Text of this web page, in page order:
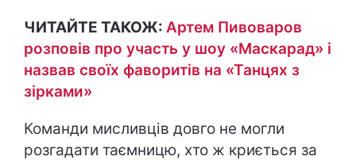
ЧИТАЙТЕ ТАКОЖ: Артем Пивоваров
розповів про участь у шоу «Маскарад» і
назвав своїх фаворитів на «Танцях з
зірками»
Команди мисливців довго не могли
розгадати таємницю, хто ж криється за